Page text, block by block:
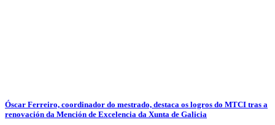
Óscar Ferreiro, coordinador do mestrado, destaca os logros do MTCI tras a
renovación da Mención de Excelencia da Xunta de Galicia